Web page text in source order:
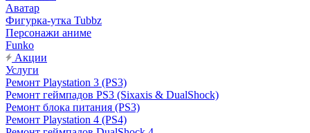
Аватар
Фигурка-утка Tubbz
Персонажи аниме
Funko
Акции
Услуги
Ремонт Playstation 3 (PS3)
Ремонт геймпадов PS3 (Sixaxis & DualShock)
Ремонт блока питания (PS3)
Ремонт Playstation 4 (PS4)